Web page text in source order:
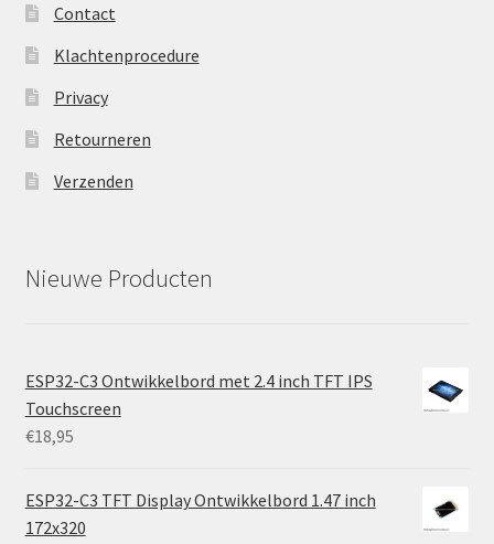
Contact
Klachtenprocedure
Privacy
Retourneren
Verzenden
Nieuwe Producten
ESP32-C3 Ontwikkelbord met 2.4 inch TFT IPS
Touchscreen
€18,95
ESP32-C3 TFT Display Ontwikkelbord 1.47 inch
172x320